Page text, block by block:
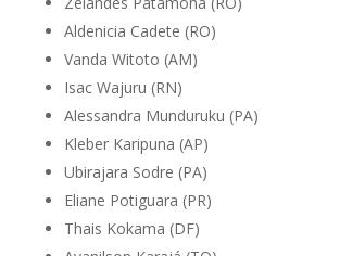
Aldenicia Cadete (RO)
Vanda Witoto (AM)
Isac Wajuru (RN)
Alessandra Munduruku (PA)
Kleber Karipuna (AP)
Ubirajara Sodre (PA)
Eliane Potiguara (PR)
Thais Kokama (DF)